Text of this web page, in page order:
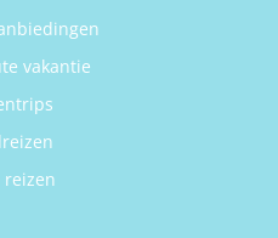
vakantie
reizen